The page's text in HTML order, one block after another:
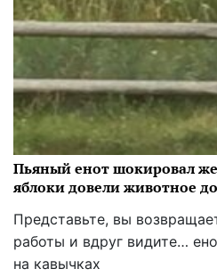
Пьяный енот шокировал
яблоки довели животное
Представьте, вы
работы и вдруг видите…
на кавычках